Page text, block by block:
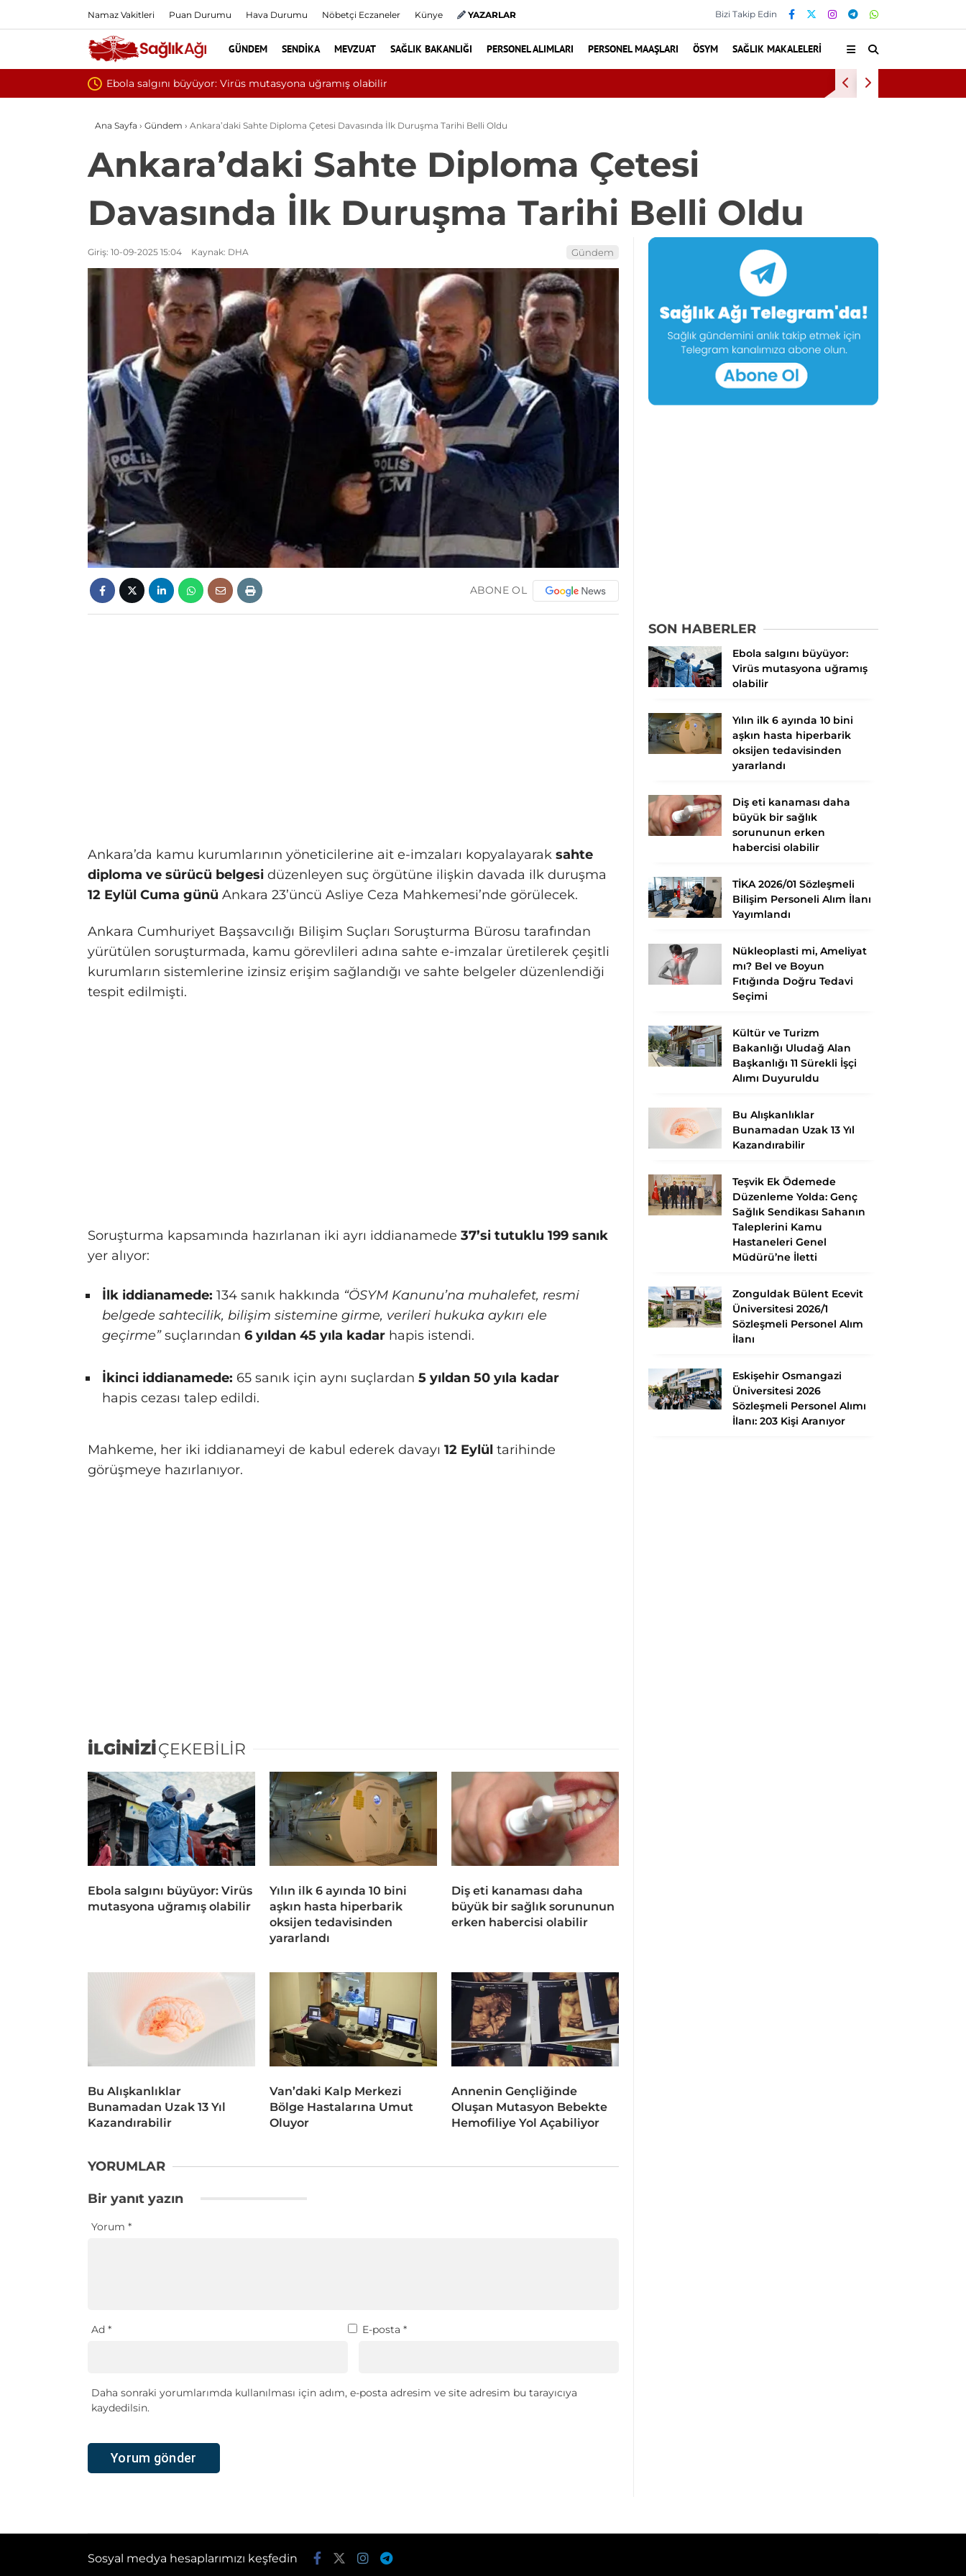
Namaz Vakitleri Puan Durumu Hava Durumu Nöbetçi Eczaneler Künye YAZARLAR Bizi Takip Edin
GÜNDEM SENDIKA MEVZUAT SAĞLIK BAKANLIĞI PERSONEL ALIMLARI PERSONEL MAAŞLARI ÖSYM SAĞLIK MAKALELERI
Yılın ilk 6 ayında 10 bini aşkın hasta hiperbarik oksijen tedavisinden yararlandı
Ana Sayfa › Gündem › Ankara’daki Sahte Diploma Çetesi Davasında İlk Duruşma Tarihi Belli Oldu
Ankara’daki Sahte Diploma Çetesi
Davasında İlk Duruşma Tarihi Belli Oldu
Giriş: 10-09-2025 15:04 Kaynak: DHA Gündem
ABONE OL
Ankara’da kamu kurumlarının yöneticilerine ait e-imzaları kopyalayarak sahte
diploma ve sürücü belgesi düzenleyen suç örgütüne ilişkin davada ilk duruşma
12 Eylül Cuma günü Ankara 23’üncü Asliye Ceza Mahkemesi’nde görülecek.
Ankara Cumhuriyet Başsavcılığı Bilişim Suçları Soruşturma Bürosu tarafından
yürütülen soruşturmada, kamu görevlileri adına sahte e-imzalar üretilerek çeşitli
kurumların sistemlerine izinsiz erişim sağlandığı ve sahte belgeler düzenlendiği
tespit edilmişti.
Soruşturma kapsamında hazırlanan iki ayrı iddianamede 37’si tutuklu 199 sanık
yer alıyor:
İlk iddianamede: 134 sanık hakkında “ÖSYM Kanunu’na muhalefet, resmi
belgede sahtecilik, bilişim sistemine girme, verileri hukuka aykırı ele
geçirme”suçlarından 6 yıldan 45 yıla kadar hapis istendi.
İkinci iddianamede: 65 sanık için aynı suçlardan 5 yıldan 50 yıla kadar
hapis cezası talep edildi.
Mahkeme, her iki iddianameyi de kabul ederek davayı 12 Eylül tarihinde
görüşmeye hazırlanıyor.
İLGİNİZİÇEKEBİLİR
Ebola salgını büyüyor: Virüs
mutasyona uğramış olabilir
Yılın ilk 6 ayında 10 bini
aşkın hasta hiperbarik
oksijen tedavisinden
yararlandı
Diş eti kanaması daha
büyük bir sağlık sorununun
erken habercisi olabilir
Bu Alışkanlıklar
Bunamadan Uzak 13 Yıl
Kazandırabilir
Van’daki Kalp Merkezi
Bölge Hastalarına Umut
Oluyor
Annenin Gençliğinde
Oluşan Mutasyon Bebekte
Hemofiliye Yol Açabiliyor
YORUMLAR
Bir yanıt yazın
Yorum *
Ad * E-posta *
Daha sonraki yorumlarımda kullanılması için adım, e-posta adresim ve site adresim bu tarayıcıya
kaydedilsin.
SON HABERLER
Ebola salgını büyüyor:
Virüs mutasyona uğramış
olabilir
Yılın ilk 6 ayında 10 bini
aşkın hasta hiperbarik
oksijen tedavisinden
yararlandı
Diş eti kanaması daha
büyük bir sağlık
sorununun erken
habercisi olabilir
TİKA 2026/01 Sözleşmeli
Bilişim Personeli Alım İlanı
Yayımlandı
Nükleoplasti mi, Ameliyat
mı? Bel ve Boyun
Fıtığında Doğru Tedavi
Seçimi
Kültür ve Turizm
Bakanlığı Uludağ Alan
Başkanlığı 11 Sürekli İşçi
Alımı Duyuruldu
Bu Alışkanlıklar
Bunamadan Uzak 13 Yıl
Kazandırabilir
Teşvik Ek Ödemede
Düzenleme Yolda: Genç
Sağlık Sendikası Sahanın
Taleplerini Kamu
Hastaneleri Genel
Müdürü’ne İletti
Zonguldak Bülent Ecevit
Üniversitesi 2026/1
Sözleşmeli Personel Alım
İlanı
Eskişehir Osmangazi
Üniversitesi 2026
Sözleşmeli Personel Alımı
İlanı: 203 Kişi Aranıyor
Sosyal medya hesaplarımızı keşfedin